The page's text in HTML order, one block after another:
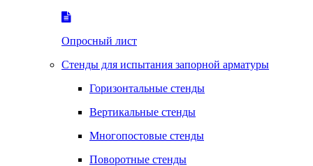
Опросный лист
Стенды для испытания запорной арматуры
Горизонтальные стенды
Вертикальные стенды
Многопостовые стенды
Поворотные стенды